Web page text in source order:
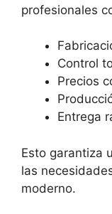
profesionales
Control
Precios
Entrega
Esto garantiza
las
moderno.